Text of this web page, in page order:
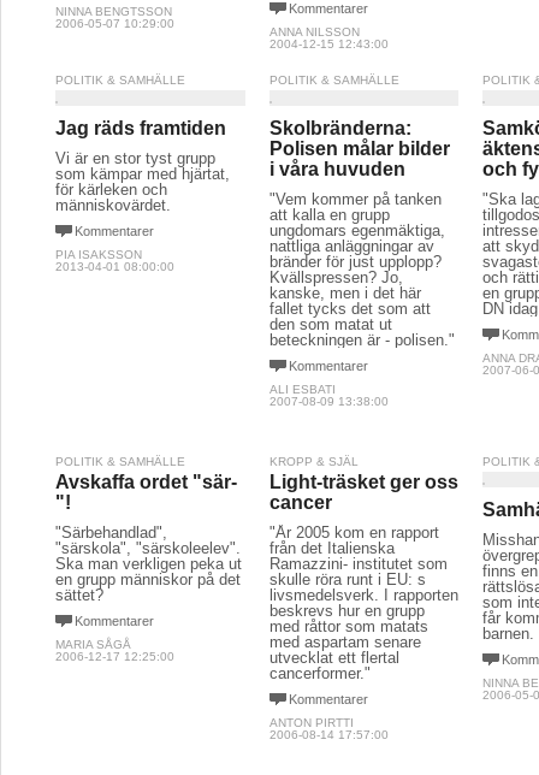
NINNA BENGTSSON
2006-05-07 10:29:00
Kommentarer
ANNA NILSSON
2004-12-15 12:43:00
POLITIK & SAMHÄLLE
Jag räds framtiden
Vi är en stor tyst grupp
som kämpar med hjärtat,
för kärleken och
människovärdet.
Kommentarer
PIA ISAKSSON
2013-04-01 08:00:00
POLITIK & SAMHÄLLE
Skolbränderna:
Polisen målar bilder
i våra huvuden
"Vem kommer på tanken
att kalla en grupp
ungdomars egenmäktiga,
nattliga anläggningar av
bränder för just upplopp?
Kvällspressen? Jo,
kanske, men i det här
fallet tycks det som att
den som matat ut
beteckningen är - polisen."
Kommentarer
ALI ESBATI
2007-08-09 13:38:00
POLITIK
och fy
"Ska
att
och
en
DN
ANNA
2007-06-
POLITIK & SAMHÄLLE
Avskaffa ordet "sär-
"!
"Särbehandlad",
"särskola", "särskoleelev".
Ska man verkligen peka ut
en grupp människor på det
sättet?
Kommentarer
MARIA SÅGÅ
2006-12-17 12:25:00
KROPP & SJÄL
Light-träsket ger oss
cancer
"År 2005 kom en rapport
från det Italienska
Ramazzini- institutet som
skulle röra runt i EU: s
livsmedelsverk. I rapporten
beskrevs hur en grupp
med råttor som matats
med aspartam senare
utvecklat ett flertal
cancerformer."
Kommentarer
ANTON PIRTTI
2006-08-14 17:57:00
POLITIK
finns
som
får
barnen.
NINNA
2006-05-